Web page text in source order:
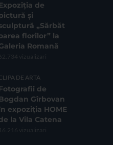
de
și
„Sărbăt
florilor” la
Romană
vizualizari
DE ARTA
de
Gîrbovan
expoziția HOME
la Vila Catena
16.216 vizualizari